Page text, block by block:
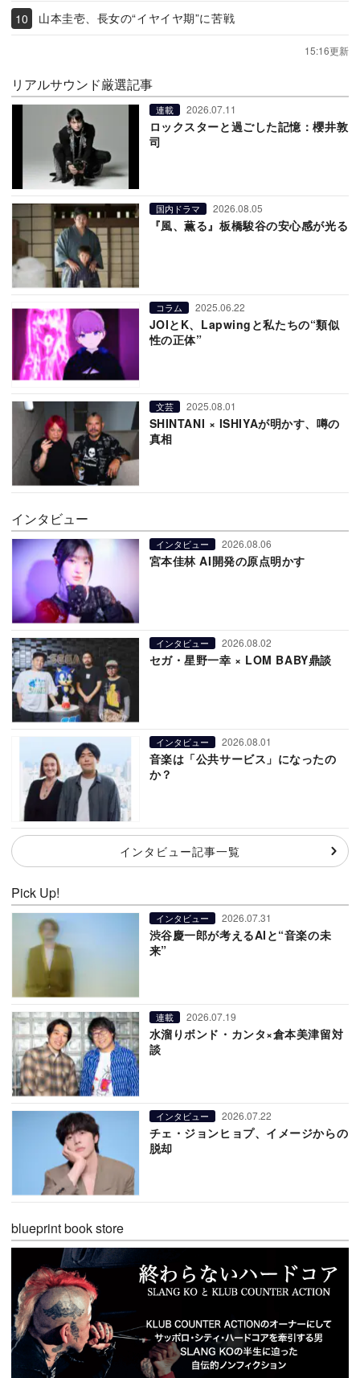
山本圭壱、長女の“イヤイヤ期”に苦戦
15:16更新
リアルサウンド厳選記事
連載 2026.07.11
ロックスターと過ごした記憶：櫻井敦
司
国内ドラマ 2026.08.05
『風、薫る』板橋駿谷の安心感が光る
コラム 2025.06.22
JOIとK、Lapwingと私たちの“類似
性の正体”
文芸 2025.08.01
SHINTANI × ISHIYAが明かす、噂の
真相
インタビュー
インタビュー 2026.08.06
宮本佳林 AI開発の原点明かす
インタビュー 2026.08.02
セガ・星野一幸 × LOM BABY鼎談
インタビュー 2026.08.01
音楽は「公共サービス」になったの
か？
インタビュー記事一覧
Pick Up!
インタビュー 2026.07.31
渋谷慶一郎が考えるAIと“音楽の未
来”
連載 2026.07.19
水溜りボンド・カンタ×倉本美津留対
談
インタビュー 2026.07.22
チェ・ジョンヒョプ、イメージからの
脱却
blueprint book store